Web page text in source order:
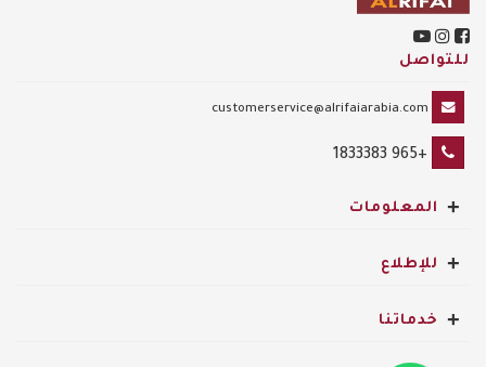
للتواصل
customerservice@alrifaiarabia.com
+965 1833383
المعلومات +
للإطلاع +
خدماتنا +